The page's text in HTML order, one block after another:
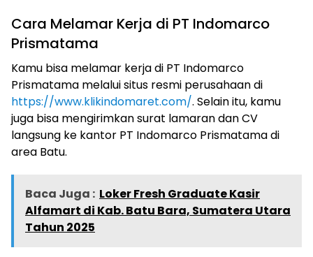
Cara Melamar Kerja di PT Indomarco
Prismatama
Kamu bisa melamar kerja di PT Indomarco
Prismatama melalui situs resmi perusahaan di
https://www.klikindomaret.com/. Selain itu, kamu
juga bisa mengirimkan surat lamaran dan CV
langsung ke kantor PT Indomarco Prismatama di
area Batu.
Baca Juga : Loker Fresh Graduate Kasir
Alfamart di Kab. Batu Bara, Sumatera Utara
Tahun 2025